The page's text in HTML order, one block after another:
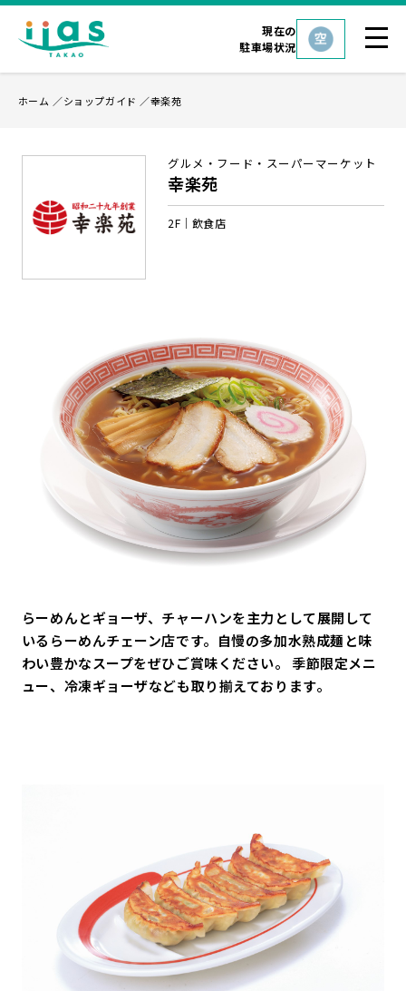
現在の
駐車場状況
ホーム ショップガイド 幸楽苑
グルメ・フード・スーパーマーケット
幸楽苑
2F 飲食店
らーめんとギョーザ、チャーハンを主力として展開して
いるらーめんチェーン店です。自慢の多加水熟成麺と味
わい豊かなスープをぜひご賞味ください。 季節限定メニ
ュー、冷凍ギョーザなども取り揃えております。